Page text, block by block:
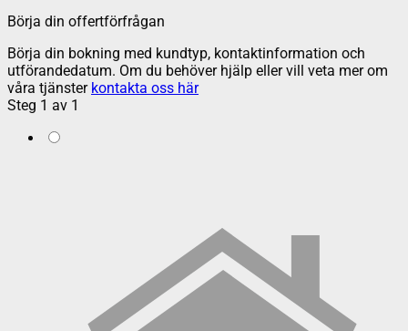
Börja din offertförfrågan
Börja din bokning med kundtyp, kontaktinformation och
utförandedatum. Om du behöver hjälp eller vill veta mer om
våra tjänster kontakta oss här
Steg 1 av 1